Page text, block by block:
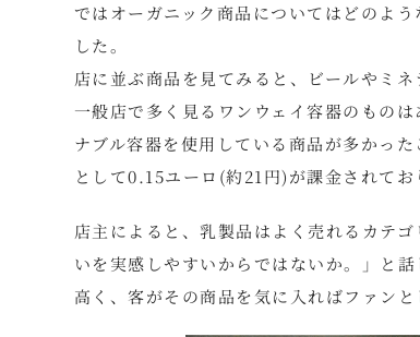
ではオーガニック商品についてはどのよ
した。
店に並ぶ商品を見てみると、ビールやミ
一般店で多く見るワンウェイ容器のもの
ナブル容器を使用している商品が多かっ
として0.15ユーロ(約21円)が課金されて
店主によると、乳製品はよく売れるカテ
いを実感しやすいからではないか。」と
高く、客がその商品を気に入ればファン